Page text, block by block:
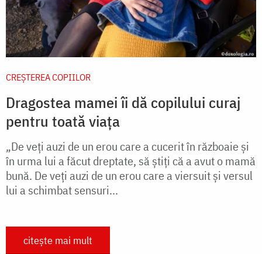
CREŞTEREA COPIILOR
Dragostea mamei îi dă copilului curaj
pentru toată viața
„De veţi auzi de un erou care a cucerit în războaie şi
în urma lui a făcut dreptate, să ştiţi că a avut o mamă
bună. De veţi auzi de un erou care a viersuit şi versul
lui a schimbat sensuri...
citește mai mult